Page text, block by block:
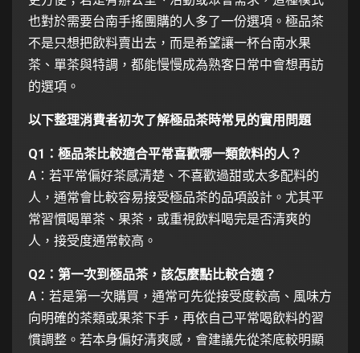
也對於需要台南手搖團購的人多了一份選項。極品茶
不是只想把飲料賣出去，而是希望讓一杯台南水果
茶、單茶與特調，都能慢慢成為熟客日常中會想再訪
的選項。
以下整理消費者初次了解極品茶時常見的實用問題
Q1：極品茶比較適合平常喜歡哪一類飲料的人？
A：若平常偏好茶感清楚、不喜歡過甜或太多配料的
人，通常會比較容易接受極品茶的品項設計。尤其平
常習慣喝單茶、果茶，或重視飲料喝完是否清爽的
人，接受度通常較高。
Q2：第一次到極品茶，該怎麼點比較合適？
A：若是第一次購買，通常可先從接受度較高、風味方
向明確的茶類或果茶下手，再依自己平常喝飲料的習
慣調整。若本身偏好清爽感，會建議先從茶底較明顯